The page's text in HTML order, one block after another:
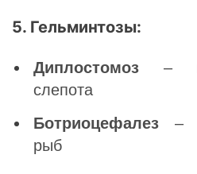
5. Гельминтозы:
Диплостомоз –
слепота
Ботриоцефалез –
рыб